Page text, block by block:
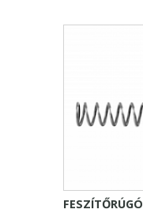
FESZÍTŐRÚGÓ